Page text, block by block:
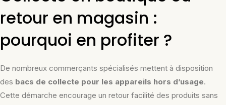
retour en magasin :
pourquoi en profiter ?
De nombreux commerçants spécialisés mettent à disposition
des bacs de collecte pour les appareils hors d’usage.
Cette démarche encourage un retour facilité des produits sans